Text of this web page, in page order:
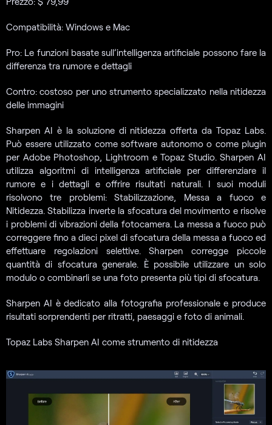
Compatibilità: Windows e Mac
Pro: Le funzioni basate sull’intelligenza artificiale possono fare la
differenza tra rumore e dettagli
Contro: costoso per uno strumento specializzato nella nitidezza
delle immagini
Sharpen AI è la soluzione di nitidezza offerta da Topaz Labs.
Può essere utilizzato come software autonomo o come plugin
per Adobe Photoshop, Lightroom e Topaz Studio. Sharpen AI
utilizza algoritmi di intelligenza artificiale per differenziare il
rumore e i dettagli e offrire risultati naturali. I suoi moduli
risolvono tre problemi: Stabilizzazione, Messa a fuoco e
Nitidezza. Stabilizza inverte la sfocatura del movimento e risolve
i problemi di vibrazioni della fotocamera. La messa a fuoco può
correggere fino a dieci pixel di sfocatura della messa a fuoco ed
effettuare regolazioni selettive. Sharpen corregge piccole
quantità di sfocatura generale. È possibile utilizzare un solo
modulo o combinarli se una foto presenta più tipi di sfocatura.
Sharpen AI è dedicato alla fotografia professionale e produce
risultati sorprendenti per ritratti, paesaggi e foto di animali.
Topaz Labs Sharpen AI come strumento di nitidezza